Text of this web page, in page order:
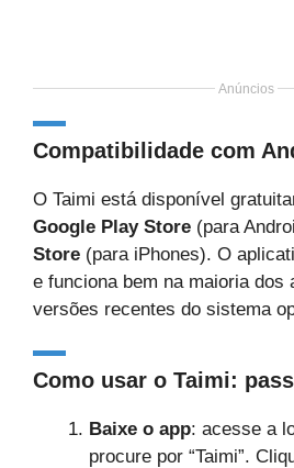
Anúncios
Compatibilidade com
O Taimi está disponível
Google Play Store (para
Store (para iPhones). O
e funciona bem na maioria dos
versões recentes do sistema
Como usar o Taimi:
Baixe o app: acesse a
procure por “Taimi”.